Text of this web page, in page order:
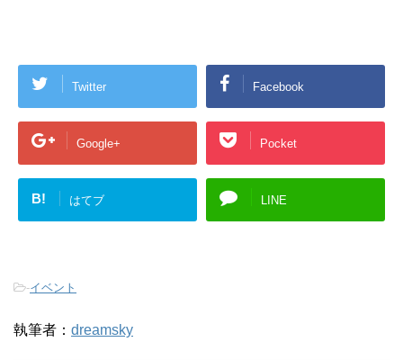
Twitter Facebook
Google+ Pocket
B! はてブ LINE
-イベント
執筆者： dreamsky